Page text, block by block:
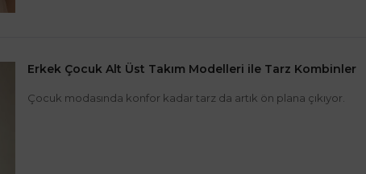
Erkek Çocuk Alt Üst Takım Modelleri ile Tarz Kombinler
Çocuk modasında konfor kadar tarz da artık ön plana çıkıyor.